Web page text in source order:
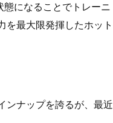
になることでトレーニ
を最大限発揮したホット
ンナップを誇るが、最近